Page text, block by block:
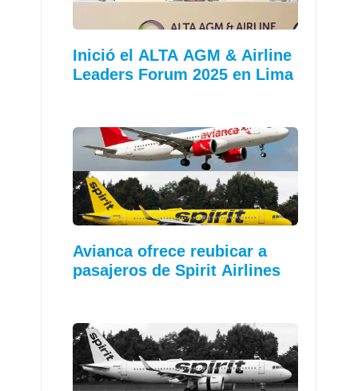
Inició el ALTA AGM & Airline
Leaders Forum 2025 en Lima
Avianca ofrece reubicar a
pasajeros de Spirit Airlines